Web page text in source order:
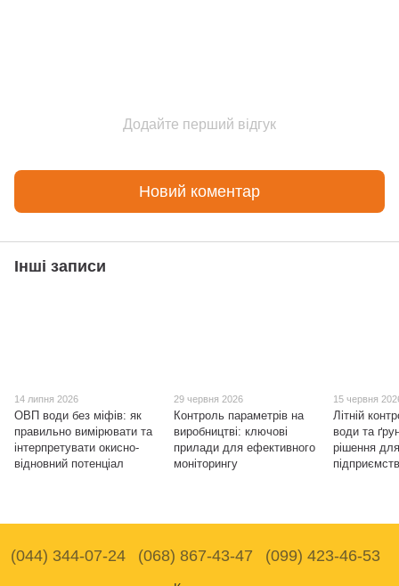
Додайте перший відгук
Новий коментар
Інші записи
14 липня 2026
ОВП води без міфів: як
правильно вимірювати та
інтерпретувати окисно-
відновний потенціал
29 червня 2026
Контроль параметрів на
виробництві: ключові
прилади для ефективного
моніторингу
15 червня
Літній
води та
рішення для
(044) 344-07-24 (068) 867-43-47 (099) 423-46-53